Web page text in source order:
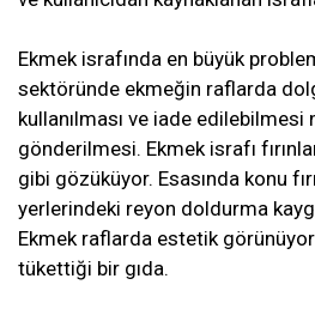
Ekmek israfında en büyük
sektöründe ekmeğin raflarda
kullanılması ve iade edilebilmesi
gönderilmesi. Ekmek israfı
gibi gözüküyor. Esasında konu
yerlerindeki reyon doldurma
Ekmek raflarda estetik
tükettiği bir gıda.